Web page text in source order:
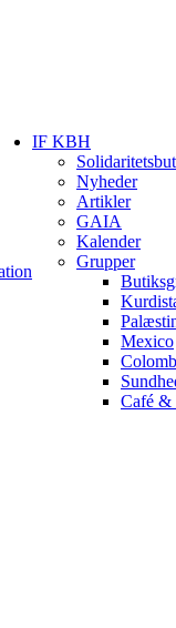
IF KBH
Nyheder
Artikler
GAIA
Kalender
Grupper
Mexico
Café